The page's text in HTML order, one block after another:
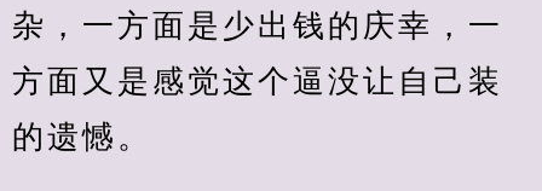
杂，一方面是少出钱的庆幸，一
方面又是感觉这个逼没让自己装
的遗憾。